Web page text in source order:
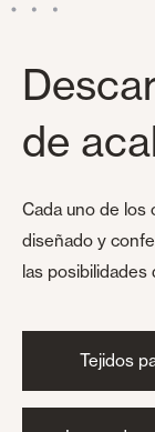
de
Cada uno de los
diseñado y
las
Tejidos